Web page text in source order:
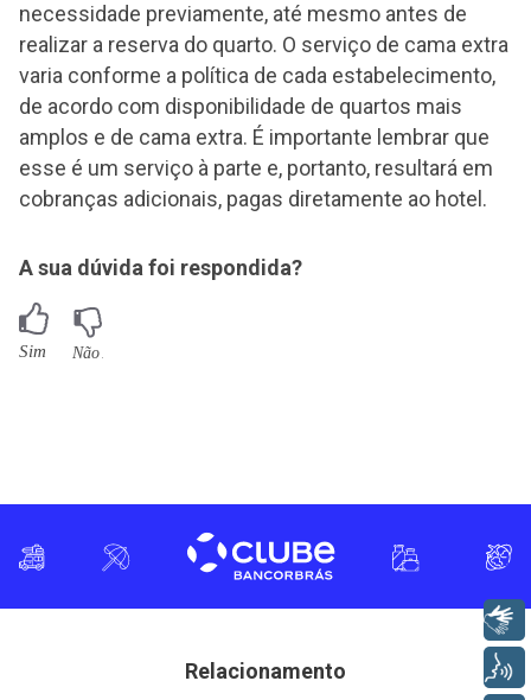
necessidade previamente, até mesmo antes de
realizar a reserva do quarto. O serviço de cama extra
varia conforme a política de cada estabelecimento,
de acordo com disponibilidade de quartos mais
amplos e de cama extra. É importante lembrar que
esse é um serviço à parte e, portanto, resultará em
cobranças adicionais, pagas diretamente ao hotel.
A sua dúvida foi respondida?
Relacionamento